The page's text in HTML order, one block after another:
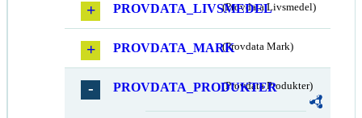
PROVDATA_LIVSMEDEL
(Provdata Livsmedel)
PROVDATA_MARK(Provdata Mark)
PROVDATA_PRODUKTER
(Provdata Produkter)